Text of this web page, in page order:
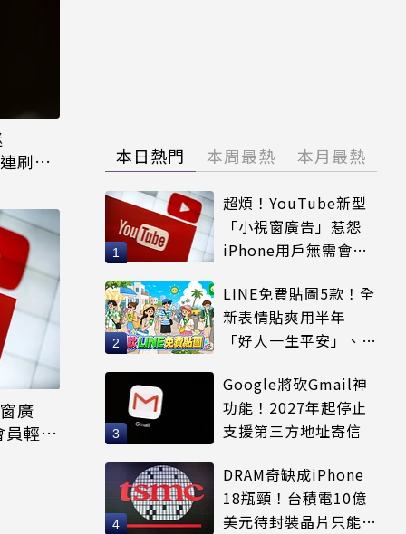
刷3
廣
輕鬆
本日熱門 本周最熱 本月最熱
超煩！YouTube新型
「小視窗廣告」惹怨
iPhone用戶無需會員
LINE免費貼圖5款！全
新表情貼爽用半年
「好人一生平安」、
Google將砍Gmail神
功能！2027年起停止
支援第三方地址寄信
DRAM奇缺成iPhone
18瓶頸！台積電10億
美元待封裝晶片只能枯